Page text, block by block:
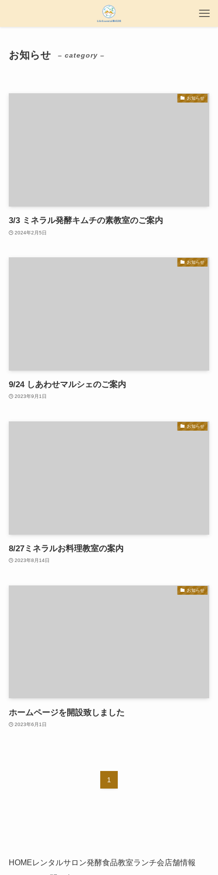
お知らせ – category –
お知らせ
3/3 ミネラル発酵キムチの素教室のご案内
2024年2月5日
お知らせ
9/24 しあわせマルシェのご案内
2023年9月1日
お知らせ
8/27ミネラルお料理教室の案内
2023年8月14日
お知らせ
ホームページを開設致しました
2023年6月1日
1
HOMEレンタルサロン発酵食品教室ランチ会店舗情報